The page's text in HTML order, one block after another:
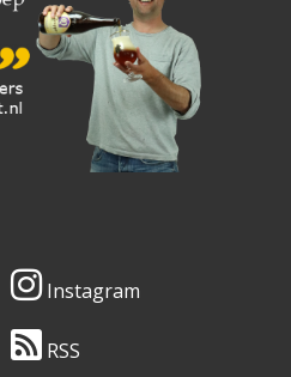
Instagram
RSS